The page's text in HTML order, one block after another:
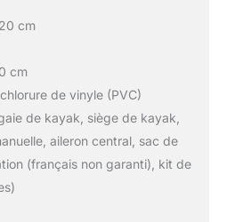
cm
cm
de vinyle (PVC)
de kayak, siège de kayak,
aileron central, sac de
(français non garanti), kit de